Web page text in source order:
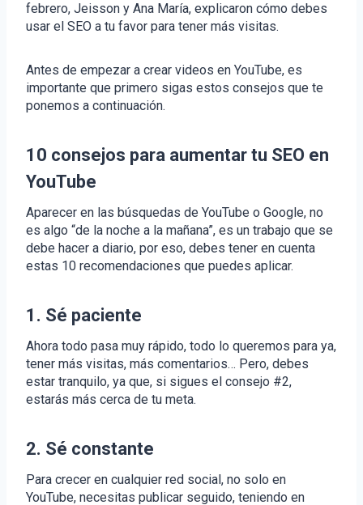
febrero, Jeisson y Ana María, explicaron cómo debes
usar el SEO a tu favor para tener más visitas.
Antes de empezar a crear videos en YouTube, es
importante que primero sigas estos consejos que te
ponemos a continuación.
10 consejos para aumentar tu SEO en
YouTube
Aparecer en las búsquedas de YouTube o Google, no
es algo “de la noche a la mañana”, es un trabajo que se
debe hacer a diario, por eso, debes tener en cuenta
estas 10 recomendaciones que puedes aplicar.
1. Sé paciente
Ahora todo pasa muy rápido, todo lo queremos para ya,
tener más visitas, más comentarios… Pero, debes
estar tranquilo, ya que, si sigues el consejo #2,
estarás más cerca de tu meta.
2. Sé constante
Para crecer en cualquier red social, no solo en
YouTube, necesitas publicar seguido, teniendo en